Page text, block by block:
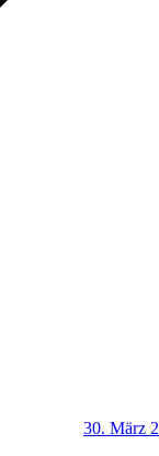
30. März